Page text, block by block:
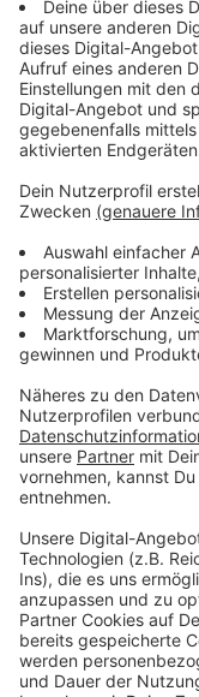
Politiker, das
Anzeige
Weitere
Anzeige
Ein Jahr warten:
Leverkusen
Leverkusens Adli
Anzeige
Anzeige